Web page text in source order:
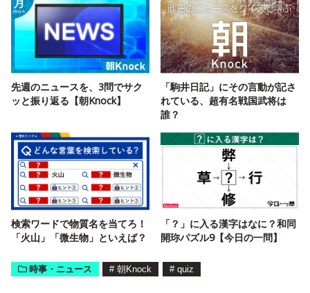
先週のニュースを、3問でサク
ッと振り返る【朝Knock】
「駒井日記」にその言動が記さ
れている、超有名戦国武将は
誰？
検索ワードで物質名を当てろ！
「火山」「微生物」といえば？
「？」に入る漢字はなに？和同
開珎パズル9【今日の一問】
時事・ニュース # 朝Knock # quiz